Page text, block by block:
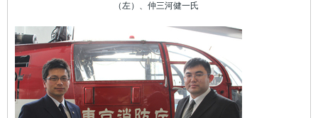
（左）、仲三河健一氏